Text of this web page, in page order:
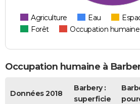
Agriculture Eau
Forêt
Occupation humaine
Occupation humaine à
Données 2018
Barbery :
superficie